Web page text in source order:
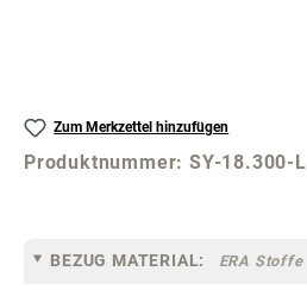
Zum Merkzettel hinzufügen
Produktnummer:SY-18.300-L
BEZUG MATERIAL: ERA Stoffe